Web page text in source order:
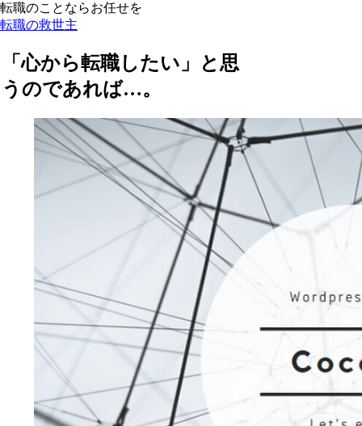
転職のことならお任せを
転職の救世主
「心から転職したい」と思
うのであれば…。